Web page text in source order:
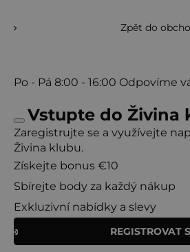
Zpět do
Po - Pá 8:00 - 16:00 Odpovíme
Vstupte do Živina
Zaregistrujte se a využívejte
Živina klubu.
Získejte bonus €10
Sbírejte body za každý nákup
Exkluzivní nabídky a slevy
REGISTROVAT